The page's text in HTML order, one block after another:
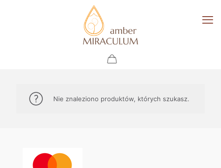
Nie znaleziono produktów, których szukasz.